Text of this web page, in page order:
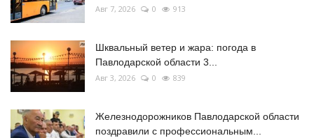
Авг 7, 2026 0 913
Шквальный ветер и жара: погода в
Павлодарской области 3...
Авг 3, 2026 0 839
Железнодорожников Павлодарской области
поздравили с профессиональным...